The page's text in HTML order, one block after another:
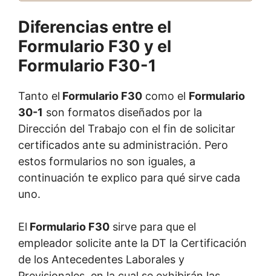
Diferencias entre el
Formulario F30 y el
Formulario F30-1
Tanto el Formulario F30 como el Formulario
30-1 son formatos diseñados por la
Dirección del Trabajo con el fin de solicitar
certificados ante su administración. Pero
estos formularios no son iguales, a
continuación te explico para qué sirve cada
uno.
El Formulario F30 sirve para que el
empleador solicite ante la DT la Certificación
de los Antecedentes Laborales y